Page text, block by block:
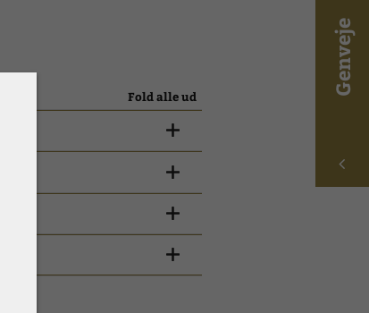
Genveje
Fold alle ud